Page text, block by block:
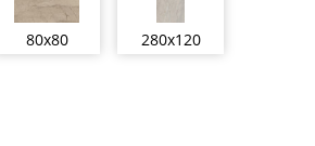
80x80 280x120